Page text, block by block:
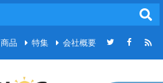
商品 特集 会社概要 